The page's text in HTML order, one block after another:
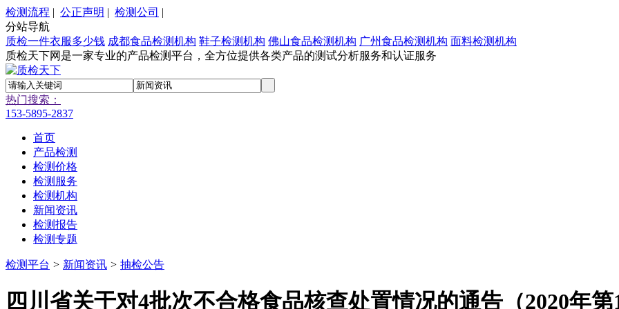
检测流程 | 公正声明 | 检测公司 |
分站导航
质检一件衣服多少钱 成都食品检测机构 鞋子检测机构 佛山食品检测机构 广州食品检测机构 面料检测机构
质检天下网是一家专业的产品检测平台，全方位提供各类产品的测试分析服务和认证服务
热门搜索：
153-5895-2837
首页
产品检测
检测价格
检测服务
检测机构
新闻资讯
检测报告
检测专题
检测平台 > 新闻资讯 > 抽检公告
四川省关于对4批次不合格食品核查处置情况的通告（2020年第